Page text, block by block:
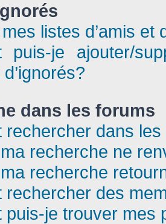
listes d’amis et
puis-je ajouter/
dans les forums
rechercher dans
recherche ne
recherche
rechercher des
puis-je trouver mes